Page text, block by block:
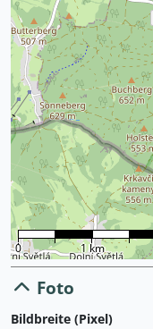
0 1 km
Foto
Bildbreite (Pixel)